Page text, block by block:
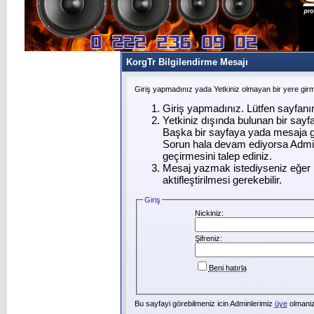
KorgTr Bilgilendirme Mesajı
Giriş yapmadınız yada Yetkiniz olmayan bir yere
Giriş yapmadınız. Lütfen
Yetkiniz dışında bulunan bir
Başka bir sayfaya yada mesaja
Sorun hala devam ediyorsa
geçirmesini talep ediniz.
Mesaj yazmak istediyseniz eğer
aktifleştirilmesi gerekebilir.
Giriş
Nickiniz:
Şifreniz:
Beni hatırla
Bu sayfayi görebilmeniz icin Adminlerimiz üye